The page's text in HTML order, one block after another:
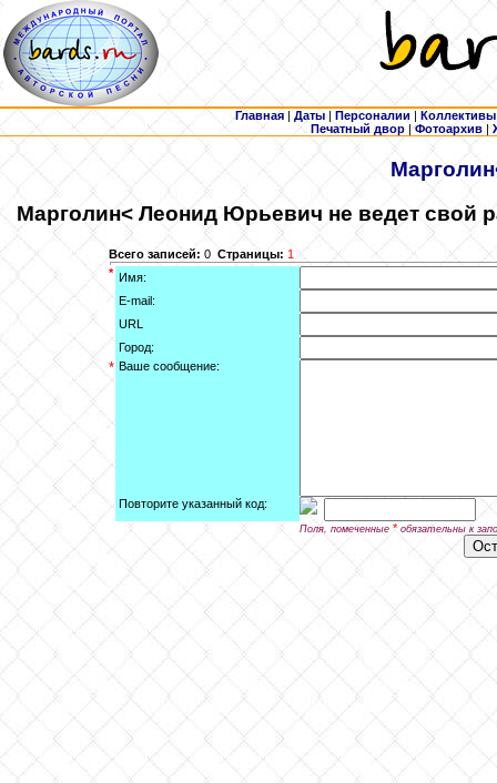
Главная | Даты | Персоналии | Коллективы
Печатный двор |Фотоархив |
Марголин
Марголин< Леонид Юрьевич не ведет свой
Всего записей: 0 Страницы: 1
* Имя:
E-mail:
URL
Город:
* Ваше сообщение:
Повторите указанный код:
Поля, помеченные * обязательны к